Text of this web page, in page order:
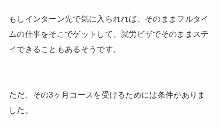
もしインターン先で気に入られれば、そのままフルタイ
ムの仕事をそこでゲットして、就労ビザでそのままステ
イできることもあるそうです。
ただ、その3ヶ月コースを受けるためには条件がありま
した。